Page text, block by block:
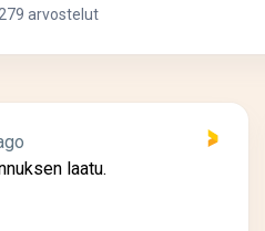
arvostelut
laatu.